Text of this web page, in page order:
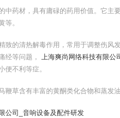
中药材，具有庸碌的药用价值。它主
等。
致的清热解毒作用，常用于调整伤风
经等问题， 上海爽尚网络科技有限公
便不利等症。
鞭草含有丰富的黄酮类化合物和蒸发
公司_音响设备及配件研发